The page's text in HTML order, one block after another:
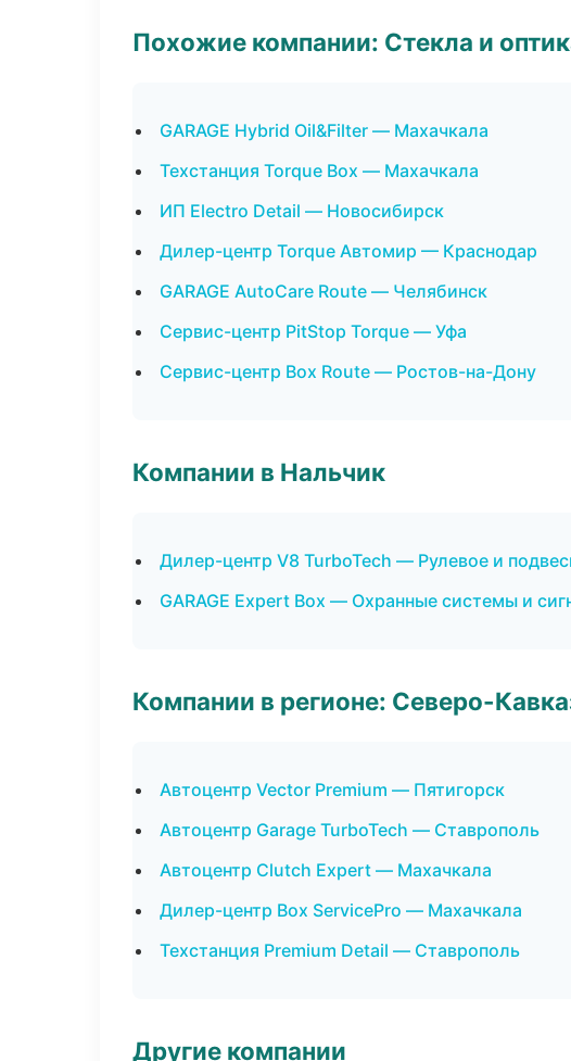
Похожие компании: Стекла и
GARAGE Hybrid Oil&Filter — Махачкала
Техстанция Torque Box — Махачкала
ИП Electro Detail — Новосибирск
Дилер-центр Torque Автомир — Краснодар
GARAGE AutoCare Route — Челябинск
Сервис-центр PitStop Torque — Уфа
Сервис-центр Box Route — Ростов-на-Дону
Компании в Нальчик
Дилер-центр V8 TurboTech — Рулевое и
GARAGE Expert Box — Охранные системы и
Компании в регионе: Северо-
Автоцентр Vector Premium — Пятигорск
Автоцентр Garage TurboTech — Ставрополь
Автоцентр Clutch Expert — Махачкала
Дилер-центр Box ServicePro — Махачкала
Техстанция Premium Detail — Ставрополь
Другие компании